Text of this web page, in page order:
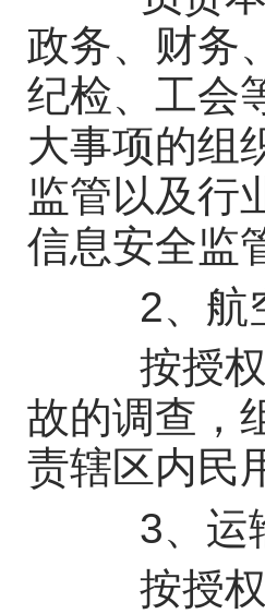
政务、财务
纪检、工会
大事项的组
监管以及行
信息安全监
2、航
按授权
故的调查，
责辖区内民
3、运输
按授权